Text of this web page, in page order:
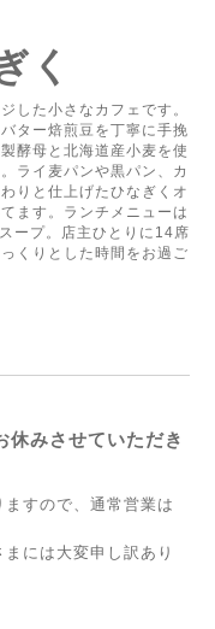
く
した小さなカフェです。
ター焙煎豆を丁寧に手挽
酵母と北海道産小麦を使
ライ麦パンや黒パン、カ
りと仕上げたひなぎくオ
ます。ランチメニューは
ープ。店主ひとりに14席
くりとした時間をお過ご
休みさせていただき
すので、通常営業は
には大変申し訳あり